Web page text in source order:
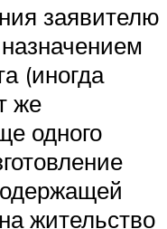
заявителю
(иногда
же
одного
жительство